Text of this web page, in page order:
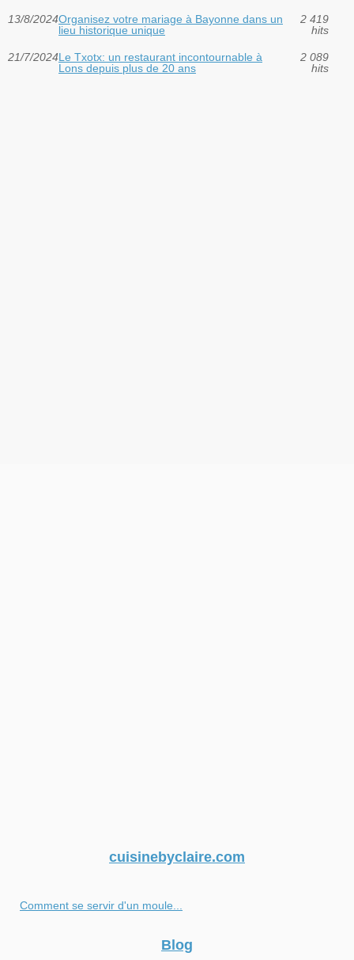
13/8/2024Organisez votre mariage à Bayonne dans un
lieu historique unique
2 419
hits
21/7/2024Le Txotx: un restaurant incontournable à
Lons depuis plus de 20 ans
2 089
hits
cuisinebyclaire.com
Comment se servir d'un moule...
Blog